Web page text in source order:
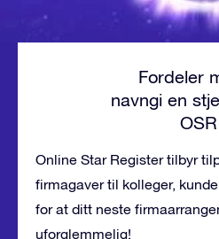
Fordeler
navngi en
OSR
Online Star Register tilbyr
firmagaver til kolleger,
for at ditt neste
uforglemmelig!